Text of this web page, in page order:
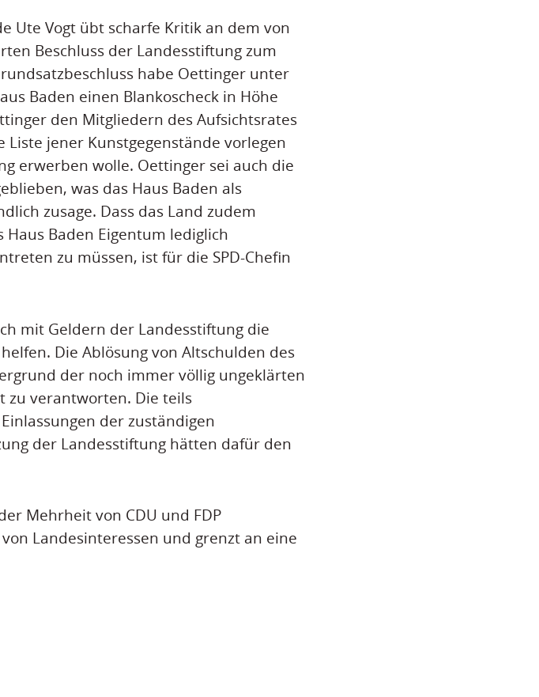
Ute Vogt übt scharfe Kritik an dem von
Beschluss der Landesstiftung zum
habe Oettinger unter
Baden einen Blankoscheck in Höhe
den Mitgliedern des Aufsichtsrates
jener Kunstgegenstände vorlegen
erwerben wolle. Oettinger sei auch die
was das Haus Baden als
zusage. Dass das Land zudem
Baden Eigentum lediglich
zu müssen, ist für die SPD-Chefin
mit Geldern der Landesstiftung die
Die Ablösung von Altschulden des
der noch immer völlig ungeklärten
zu verantworten. Die teils
der zuständigen
der Landesstiftung hätten dafür den
Mehrheit von CDU und FDP
Landesinteressen und grenzt an eine